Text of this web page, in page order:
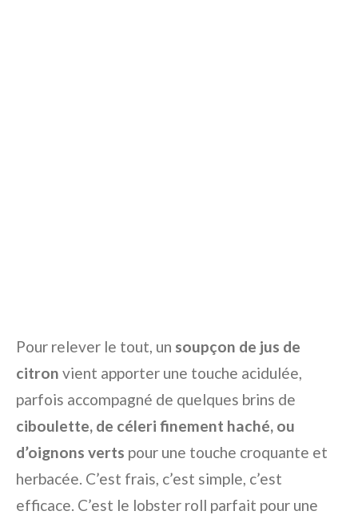
Pour relever le tout, un soupçon de jus de
citron vient apporter une touche acidulée,
parfois accompagné de quelques brins de
ciboulette, de céleri finement haché, ou
d’oignons verts pour une touche croquante et
herbacée. C’est frais, c’est simple, c’est
efficace. C’est le lobster roll parfait pour une